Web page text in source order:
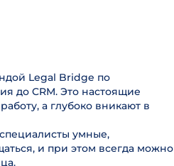
Legal Bridge по
до CRM. Это настоящие
а глубоко вникают в
умные,
и при этом всегда можно